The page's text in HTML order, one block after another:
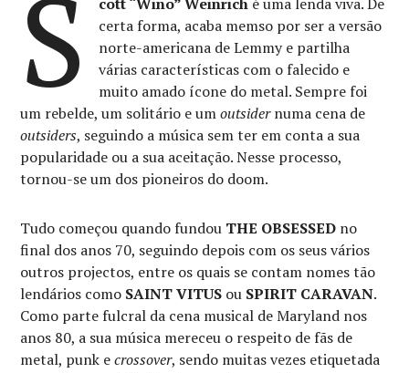
S
certa forma, acaba memso por ser a versão
norte-americana de Lemmy e partilha
várias características com o falecido e
muito amado ícone do metal. Sempre foi
um rebelde, um solitário e umoutsidernuma cena de
outsiders, seguindo a música sem ter em conta a sua
popularidade ou a sua aceitação. Nesse processo,
tornou-se um dos pioneiros do doom.
Tudo começou quando fundou THE OBSESSED no
final dos anos 70, seguindo depois com os seus vários
outros projectos, entre os quais se contam nomes tão
lendários como SAINT VITUS ou SPIRIT CARAVAN.
Como parte fulcral da cena musical de Maryland nos
anos 80, a sua música mereceu o respeito de fãs de
metal, punk ecrossover, sendo muitas vezes etiquetada